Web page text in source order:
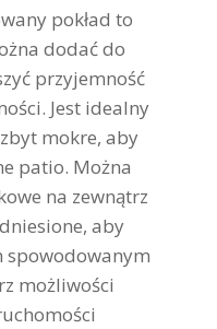
pokład to
dodać do
przyjemność
Jest idealny
mokre, aby
patio. Można
na zewnątrz
aby
spowodowanym
możliwości